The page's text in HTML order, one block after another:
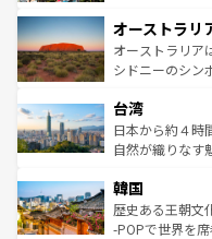
部のニューオー
文化が魅力。旅
しみながら、そ
ならではの贅沢な旅のスタ
情報はコンテン
ワイ島は見逃せ
島だが、静かな
おすすめ。エメ
れるおもてなし
人々、おいしい
ク、伝統的なフ
ワイを、存分に味わってほし
はコンテンツ一
オーストラリ
オーストラリア
シドニーのシン
リアリーフや大
ク）、タスマニ
ど、見どころが
いる。アクティ
ビング、ハイキ
い。オーストラ
台湾
日本から約４時
自然が織りなす
ン）、静ひつな
と山間の静けさ
驚きをもたらし
韓国
歴史ある王朝文
-POPで世界を